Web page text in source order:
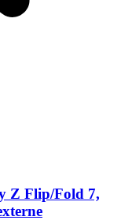
Z Flip/Fold 7,